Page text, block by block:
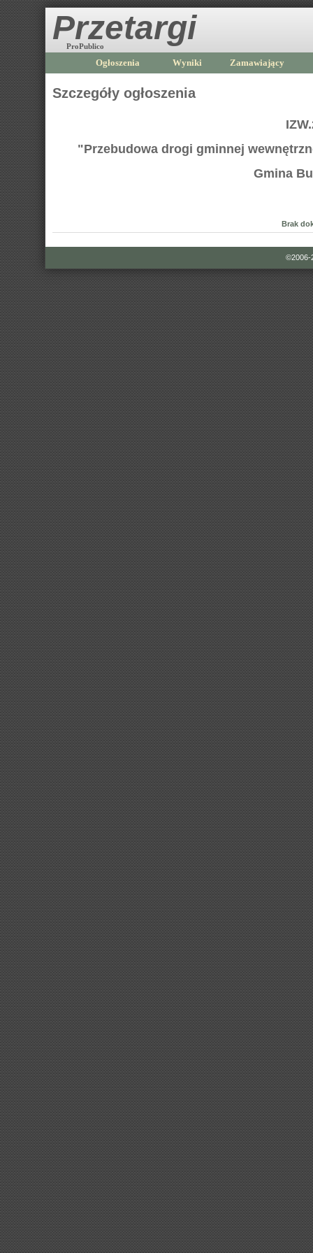
Przetargi
ProPublico
Ogłoszenia Wyniki Zamawiający
Szczegóły ogłoszenia
"Przebudowa drogi gminnej
Gmina
Brak
©2006-